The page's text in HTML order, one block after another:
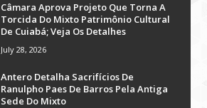
Câmara Aprova Projeto Que Torna A
Torcida Do Mixto Patrimônio Cultural
De Cuiabá; Veja Os Detalhes
July 28, 2026
Antero Detalha Sacrifícios De
Ranulpho Paes De Barros Pela Antiga
Sede Do Mixto